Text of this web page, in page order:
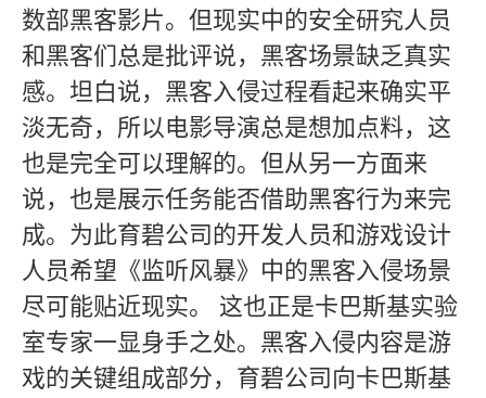
数部黑客影片。但现实中的安全研究人员
和黑客们总是批评说，黑客场景缺乏真实
感。坦白说，黑客入侵过程看起来确实平
淡无奇，所以电影导演总是想加点料，这
也是完全可以理解的。但从另一方面来
说，也是展示任务能否借助黑客行为来完
成。为此育碧公司的开发人员和游戏设计
人员希望《监听风暴》中的黑客入侵场景
尽可能贴近现实。 这也正是卡巴斯基实验
室专家一显身手之处。黑客入侵内容是游
戏的关键组成部分，育碧公司向卡巴斯基